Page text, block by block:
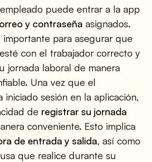
puede entrar a la app
y contraseña asignados.
importante para asegurar que
con el trabajador correcto y
jornada laboral de manera
Una vez que el
iniciado sesión en la aplicación,
de registrar su jornada
conveniente. Esto implica
de entrada y salida, así como
que realice durante su